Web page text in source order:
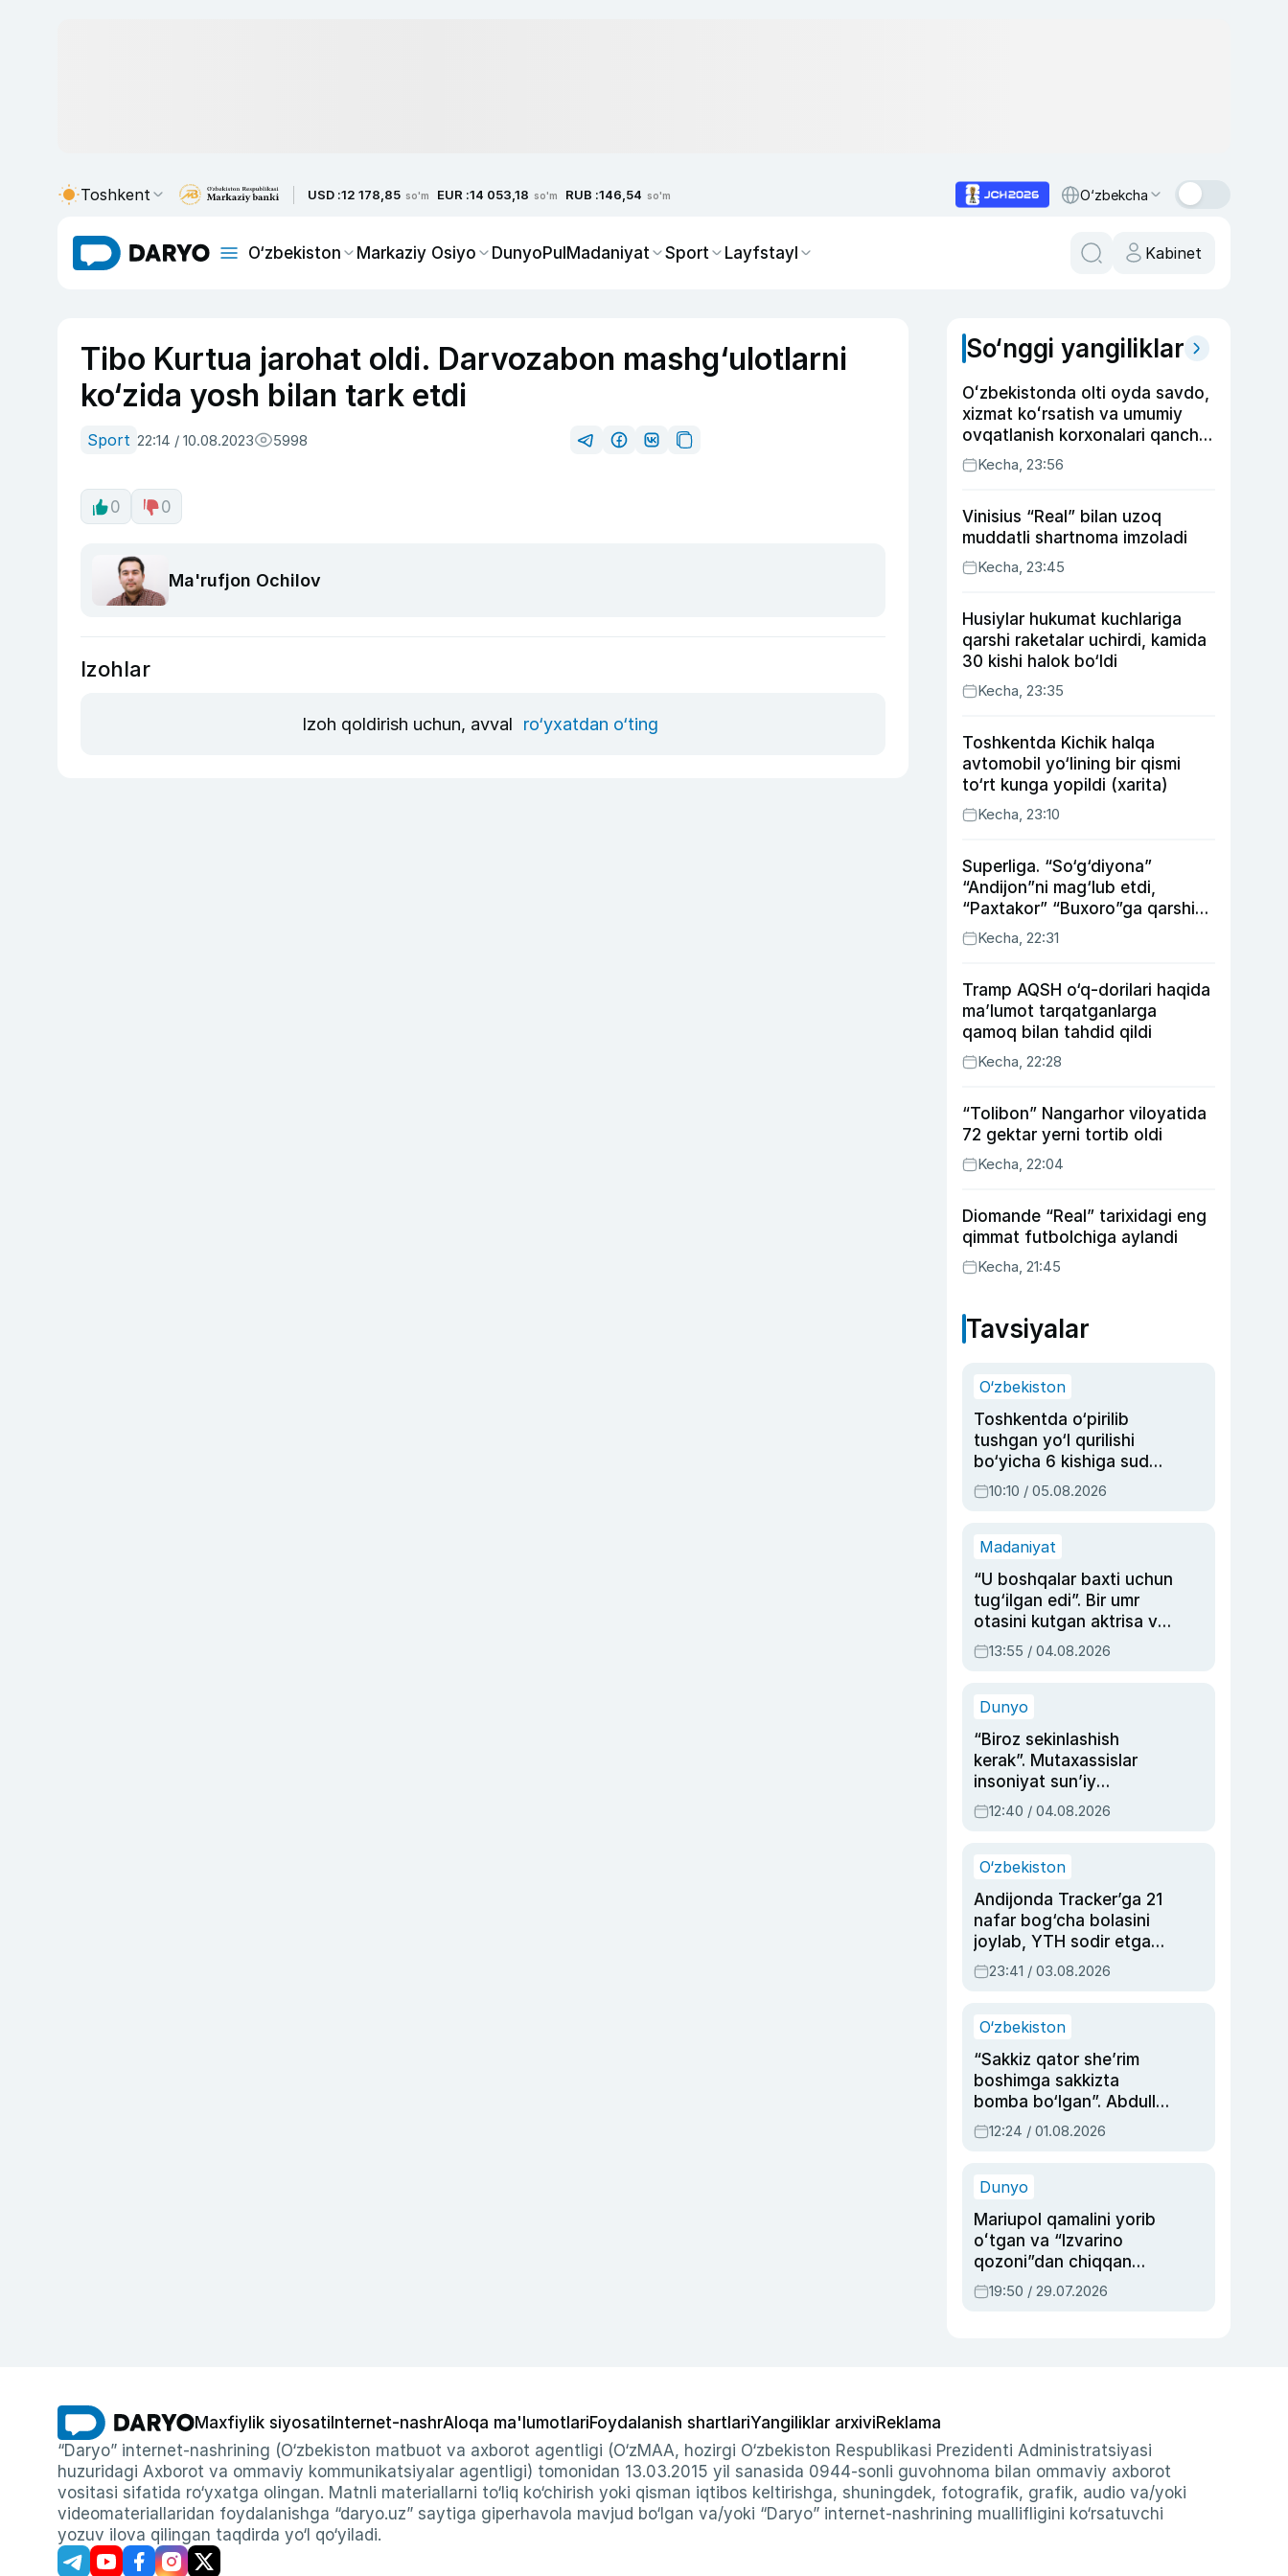
Toshkent USD :12 178,85 so'm EUR :14 053,18 so'm RUB :146,54 so'm O‘zbekcha
O‘zbekiston Markaziy Osiyo DunyoPulMadaniyat Sport Layfstayl Kabinet
Tibo Kurtua jarohat oldi. Darvozabon mashg‘ulotlarni
ko‘zida yosh bilan tark etdi
Sport 22:14 / 10.08.2023 5998
0 0
Ma'rufjon Ochilov
Izohlar
Izoh qoldirish uchun, avval ro‘yxatdan o‘ting
So‘nggi yangiliklar
Oʻzbekistonda olti oyda savdo,
xizmat koʻrsatish va umumiy
ovqatlanish korxonalari qancha
soliq toʻlagani ochiqlandi
Kecha, 23:56
Vinisius “Real” bilan uzoq
muddatli shartnoma imzoladi
Kecha, 23:45
Husiylar hukumat kuchlariga
qarshi raketalar uchirdi, kamida
30 kishi halok bo‘ldi
Kecha, 23:35
Toshkentda Kichik halqa
avtomobil yo‘lining bir qismi
to‘rt kunga yopildi (xarita)
Kecha, 23:10
Superliga. “So‘g‘diyona”
“Andijon”ni mag‘lub etdi,
“Paxtakor” “Buxoro”ga qarshi
bahsda g‘alabani qo‘ldan
chiqardi
Kecha, 22:31
Tramp AQSH o‘q-dorilari haqida
ma’lumot tarqatganlarga
qamoq bilan tahdid qildi
Kecha, 22:28
“Tolibon” Nangarhor viloyatida
72 gektar yerni tortib oldi
Kecha, 22:04
Diomande “Real” tarixidagi eng
qimmat futbolchiga aylandi
Kecha, 21:45
Tavsiyalar
O‘zbekiston
Toshkentda o‘pirilib
tushgan yo‘l qurilishi
bo‘yicha 6 kishiga sud
hukmi o‘qildi
10:10 / 05.08.2026
Madaniyat
“U boshqalar baxti uchun
tug‘ilgan edi”. Bir umr
otasini kutgan aktrisa va
dublyaj ustasi Rimma
Ahmedovaning
13:55 / 04.08.2026
Dunyo
“Biroz sekinlashish
kerak”. Mutaxassislar
insoniyat sun’iy
intellektni boshqara
olmay qolishidan xavotir
12:40 / 04.08.2026
O‘zbekiston
Andijonda Tracker’ga 21
nafar bog‘cha bolasini
joylab, YTH sodir etgan
ayolga sud hukmi o‘qildi
23:41 / 03.08.2026
O‘zbekiston
“Sakkiz qator she’rim
boshimga sakkizta
bomba bo‘lgan”. Abdulla
Oripovni siyosiy
ayblovlardan asrab
12:24 / 01.08.2026
Dunyo
Mariupol qamalini yorib
oʻtgan va “Izvarino
qozoni”dan chiqqan
qahramon — Ukraina
armiyasi bosh
19:50 / 29.07.2026
Maxfiylik siyosati Internet-nashrAloqa ma'lumotlariFoydalanish shartlariYangiliklar arxiviReklama
“Daryo” internet-nashrining (O‘zbekiston matbuot va axborot agentligi (O‘zMAA, hozirgi O‘zbekiston Respublikasi Prezidenti Administratsiyasi
huzuridagi Axborot va ommaviy kommunikatsiyalar agentligi) tomonidan 13.03.2015 yil sanasida 0944-sonli guvohnoma bilan ommaviy axborot
vositasi sifatida ro‘yxatga olingan. Matnli materiallarni to‘liq ko‘chirish yoki qisman iqtibos keltirishga, shuningdek, fotografik, grafik, audio va/yoki
videomateriallaridan foydalanishga “daryo.uz” saytiga giperhavola mavjud bo‘lgan va/yoki “Daryo” internet-nashrining muallifligini ko‘rsatuvchi
yozuv ilova qilingan taqdirda yo‘l qo‘yiladi.